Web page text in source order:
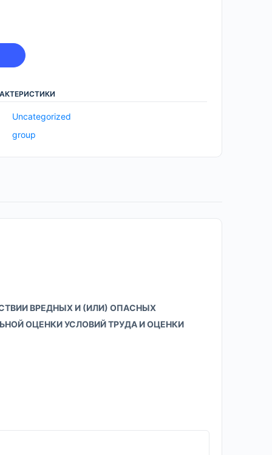
Uncategorized
group
ВРЕДНЫХ И (ИЛИ) ОПАСНЫХ
ОЦЕНКИ УСЛОВИЙ ТРУДА И ОЦЕНКИ